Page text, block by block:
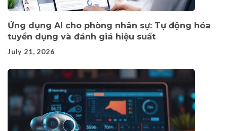
Ứng dụng AI cho phòng nhân sự: Tự động hóa
tuyển dụng và đánh giá hiệu suất
July 21, 2026